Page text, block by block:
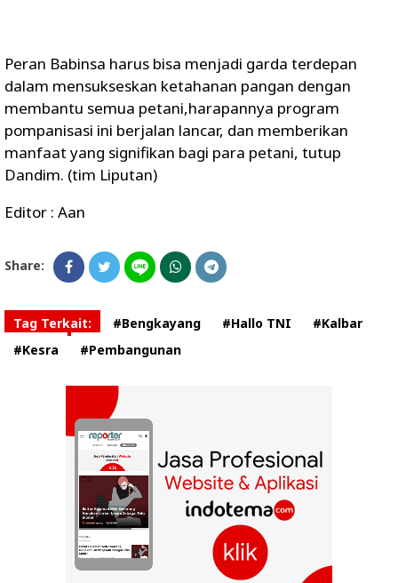
Peran Babinsa harus bisa menjadi garda terdepan
dalam mensukseskan ketahanan pangan dengan
membantu semua petani,harapannya program
pompanisasi ini berjalan lancar, dan memberikan
manfaat yang signifikan bagi para petani, tutup
Dandim. (tim Liputan)
Editor : Aan
Share:
Tag Terkait: #Bengkayang #Hallo TNI
#Kalbar
#Kesra
#Pembangunan